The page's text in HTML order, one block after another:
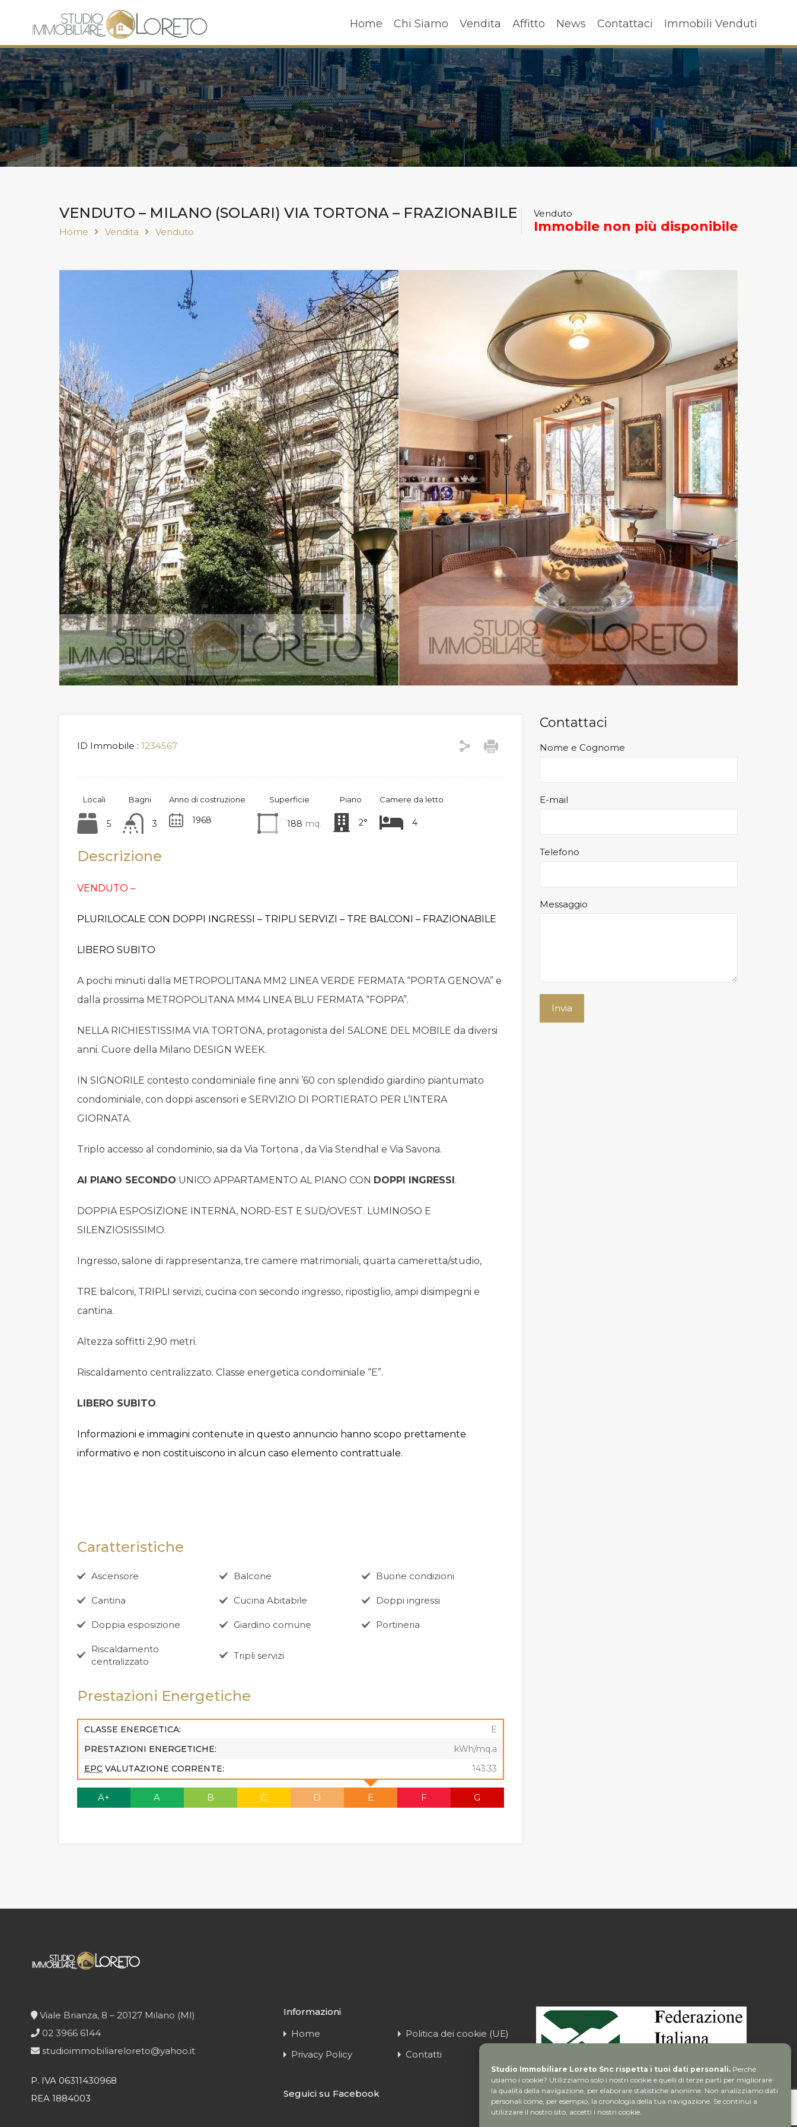
Studio Immobiliare Loreto Snc rispetta i tuoi dati personali. Perché
usiamo i cookie? Utilizziamo solo i nostri cookie e quelli di terze parti per migliorare
la qualità della navigazione, per elaborare statistiche anonime. Non analizziamo dati
personali come, per esempio, la cronologia della tua navigazione. Se continui a
utilizzare il nostro sito, accetti i nostri cookie.
Home Chi Siamo Vendita Affitto News Contattaci Immobili Venduti
Home Chi Siamo Vendita Affitto News Contattaci Immobili Venduti
VENDUTO – MILANO (SOLARI) VIA TORTONA – FRAZIONABILE
Home Vendita Venduto
Venduto
Immobile non più disponibile
ID Immobile : 1234567
Locali
5
Bagni
3
Anno di costruzione
1968
Superficie
188 mq.
Piano
2°
Camere da letto
4
Descrizione
VENDUTO –
PLURILOCALE CON DOPPI INGRESSI – TRIPLI SERVIZI – TRE BALCONI – FRAZIONABILE
LIBERO SUBITO
A pochi minuti dalla METROPOLITANA MM2 LINEA VERDE FERMATA “PORTA GENOVA” e
dalla prossima METROPOLITANA MM4 LINEA BLU FERMATA “FOPPA”.
NELLA RICHIESTISSIMA VIA TORTONA, protagonista del SALONE DEL MOBILE da diversi
anni. Cuore della Milano DESIGN WEEK.
IN SIGNORILE contesto condominiale fine anni ’60 con splendido giardino piantumato
condominiale, con doppi ascensori e SERVIZIO DI PORTIERATO PER L’INTERA
GIORNATA.
Triplo accesso al condominio, sia da Via Tortona , da Via Stendhal e Via Savona.
Al PIANO SECONDO UNICO APPARTAMENTO AL PIANO CON DOPPI INGRESSI.
DOPPIA ESPOSIZIONE INTERNA, NORD-EST E SUD/OVEST. LUMINOSO E
SILENZIOSISSIMO.
Ingresso, salone di rappresentanza, tre camere matrimoniali, quarta cameretta/studio,
TRE balconi, TRIPLI servizi, cucina con secondo ingresso, ripostiglio, ampi disimpegni e
cantina.
Altezza soffitti 2,90 metri.
Riscaldamento centralizzato. Classe energetica condominiale “E”.
LIBERO SUBITO.
Informazioni e immagini contenute in questo annuncio hanno scopo prettamente
informativo e non costituiscono in alcun caso elemento contrattuale.
Caratteristiche
Ascensore Balcone Buone condizioni
Cantina Cucina Abitabile Doppi ingressi
Doppia esposizione Giardino comune Portineria
Riscaldamento
centralizzato
Tripli servizi
Prestazioni Energetiche
CLASSE ENERGETICA:
E
PRESTAZIONI ENERGETICHE:
kWh/mq.a
EPC VALUTAZIONE CORRENTE: 143.33
A+ A B C D E F G
Contattaci
Nome e Cognome
E-mail
Telefono
Messaggio
Viale Brianza, 8 – 20127 Milano (MI)
02 3966 6144
studioimmobiliareloreto@yahoo.it
P. IVA 06311430968
REA 1884003
Informazioni
Home
Politica dei cookie (UE)
Privacy Policy
Contatti
Seguici su Facebook